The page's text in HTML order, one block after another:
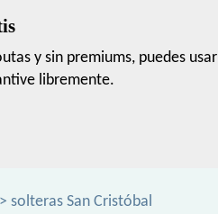
y sin premiums, puedes usar
libremente.
> solteras San Cristóbal